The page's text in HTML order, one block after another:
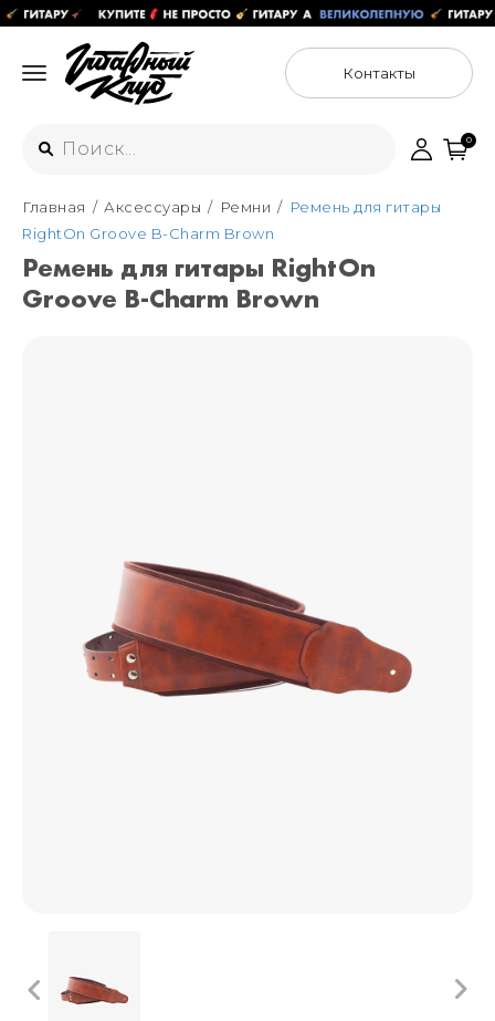
Контакты
Интернет-магазин
+7 (925) 125-54-44
Москва
+7 (925) 176-55-65
0
Главная Аксессуары Ремни
Ремень для гитары
RightOn Groove B-Charm Brown
Ремень для гитары RightOn
Groove B-Charm Brown